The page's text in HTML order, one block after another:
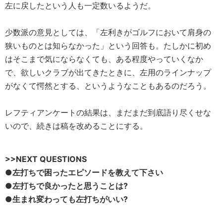
左に戻したという人も一定数いるようだ。
少数派の意見としては、「左利きがゴルフにおいて肩身の
狭いものとは知らなかった」という回答も。たしかに初め
はそこまで気にならなくても、ある程度やっていくなか
で、欲しいクラブが出てきたときに、左用のラインナップ
がなくて愕然とする、というようなこともあるのだろう。
レフティアンケートの結果は、まだまだ到底語り尽くせな
いので、続きは稿を改めることにする。
>>NEXT QUESTIONS
●左打ちで困ったエピソードを教えて下さい
●左打ちで良かったと思うことは?
●生まれ変わっても左打ちがいい?